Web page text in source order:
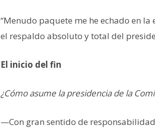
“Menudo paquete me he echado en
el respaldo absoluto y total del
El inicio del fin
¿Cómo asume la presidencia de la
—Con gran sentido de